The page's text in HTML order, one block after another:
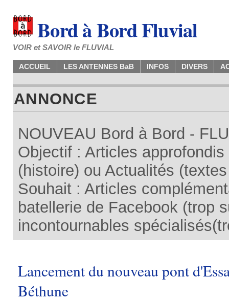
Bord à Bord Fluvial
VOIR et SAVOIR le FLUVIAL
ACCUEIL LES ANTENNES BaB INFOS DIVERS
ANNONCE
NOUVEAU Bord à Bord -
Objectif : Articles
(histoire) ou Actualités
Souhait : Articles
batellerie de Facebook (trop
incontournables
Lancement du nouveau pont
Béthune